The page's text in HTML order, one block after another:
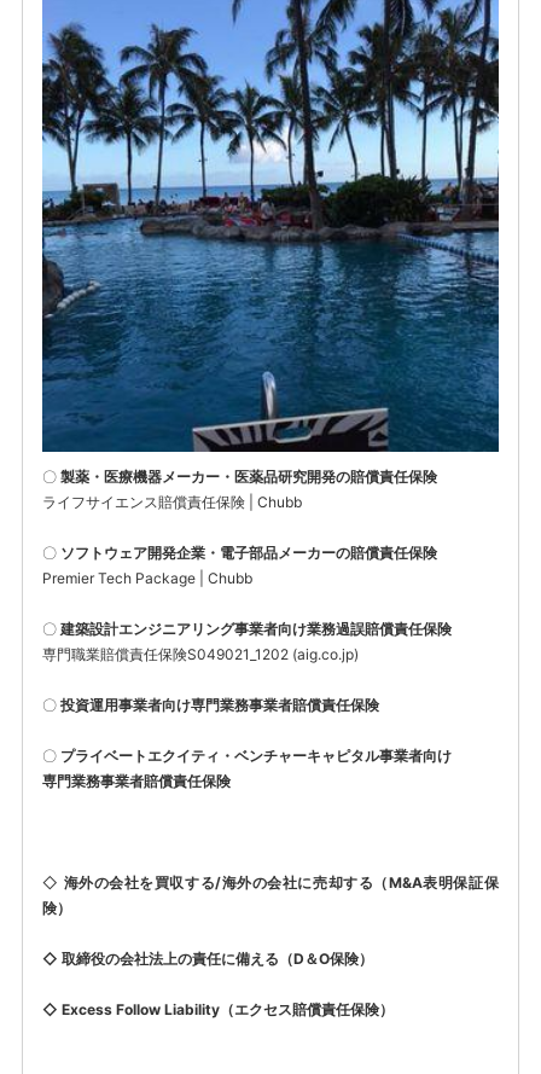
〇製薬・医療機器メーカー・医薬品研究開発の賠償責任保険
ライフサイエンス賠償責任保険 | Chubb
〇 ソフトウェア開発企業・電子部品メーカーの賠償責任保険
Premier Tech Package | Chubb
〇建築設計エンジニアリング事業者向け業務過誤賠償責任保険
専門職業賠償責任保険S049021_1202 (aig.co.jp)
〇投資運用事業者向け専門業務事業者賠償責任保険
〇 プライベートエクイティ・ベンチャーキャピタル事業者向け
専門業務事業者賠償責任保険
◇ 海外の会社を買収する/海外の会社に売却する （M&A表明保証保
険）
◇ 取締役の会社法上の責任に備える（D＆O保険）
◇ Excess Follow Liability（エクセス賠償責任保険）